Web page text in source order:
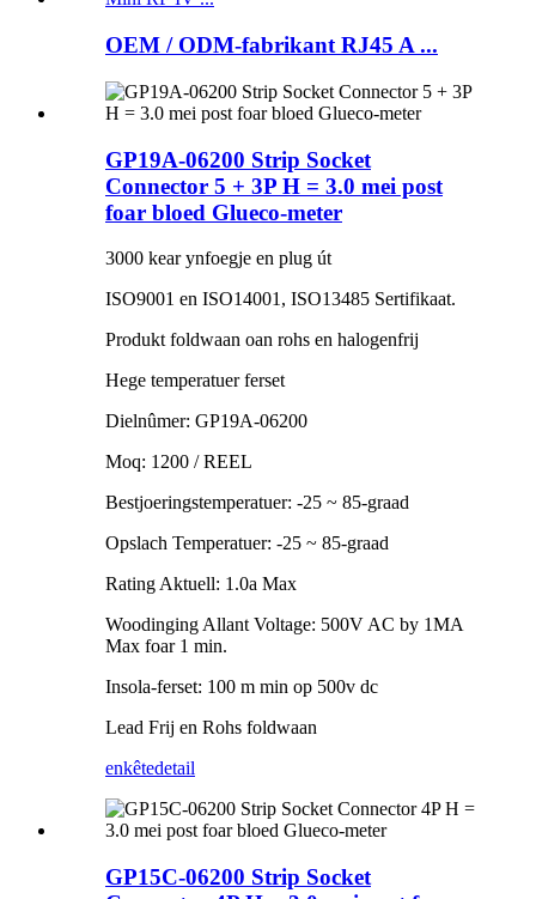
OEM / ODM-fabrikant RJ45 A ...
GP19A-06200 Strip Socket
Connector 5 + 3P H = 3.0 mei post
foar bloed Glueco-meter
3000 kear ynfoegje en plug út
ISO9001 en ISO14001, ISO13485 Sertifikaat.
Produkt foldwaan oan rohs en halogenfrij
Hege temperatuer ferset
Dielnûmer: GP19A-06200
Moq: 1200 / REEL
Bestjoeringstemperatuer: -25 ~ 85-graad
Opslach Temperatuer: -25 ~ 85-graad
Rating Aktuell: 1.0a Max
Woodinging Allant Voltage: 500V AC by 1MA
Max foar 1 min.
Insola-ferset: 100 m min op 500v dc
Lead Frij en Rohs foldwaan
enkêtedetail
GP15C-06200 Strip Socket